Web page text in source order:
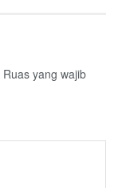
Ruas yang wajib